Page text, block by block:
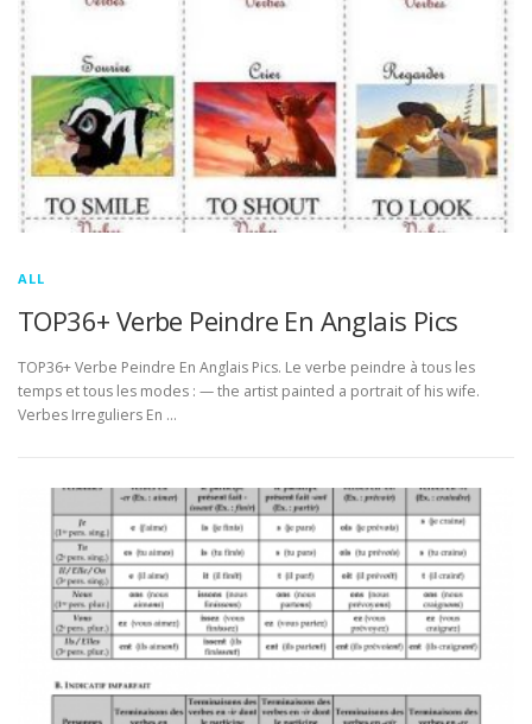
ALL
TOP36+ Verbe Peindre En Anglais Pics
TOP36+ Verbe Peindre En Anglais Pics. Le verbe peindre à tous les
temps et tous les modes : — the artist painted a portrait of his wife.
Verbes Irreguliers En …